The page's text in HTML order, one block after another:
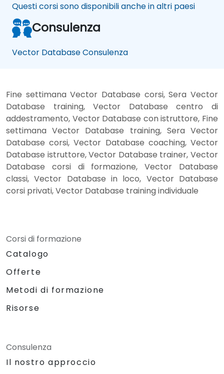
Questi corsi sono disponibili anche in altri paesi
Consulenza
Vector Database Consulenza
Fine settimana Vector Database corsi, Sera Vector
Database training, Vector Database centro di
addestramento, Vector Database con istruttore, Fine
settimana Vector Database training, Sera Vector
Database corsi, Vector Database coaching, Vector
Database istruttore, Vector Database trainer, Vector
Database corsi di formazione, Vector Database
classi, Vector Database in loco, Vector Database
corsi privati, Vector Database training individuale
Corsi di formazione
Catalogo
Offerte
Metodi di formazione
Risorse
Consulenza
Il nostro approccio